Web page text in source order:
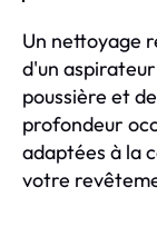
Un nettoyage
d'un
poussière et
profondeur
adaptées à la
votre